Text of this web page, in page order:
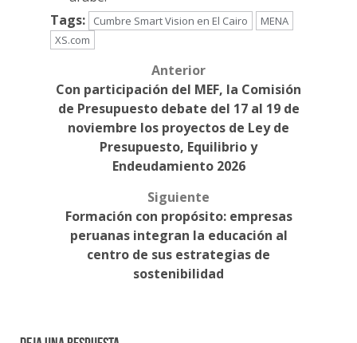
Tags:
Cumbre Smart Vision en El Cairo
MENA
XS.com
navigation
Anterior
Con participación del MEF, la Comisión
de Presupuesto debate del 17 al 19 de
noviembre los proyectos de Ley de
Presupuesto, Equilibrio y
Endeudamiento 2026
Siguiente
Formación con propósito: empresas
peruanas integran la educación al
centro de sus estrategias de
sostenibilidad